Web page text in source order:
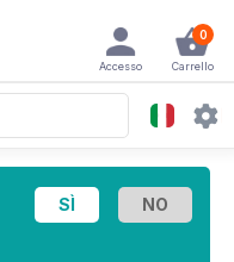
0
Carrello
Accesso